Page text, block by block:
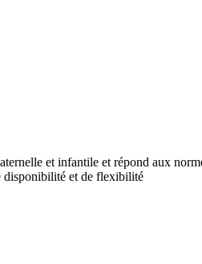
et infantile et répond aux
disponibilité et de flexibilité